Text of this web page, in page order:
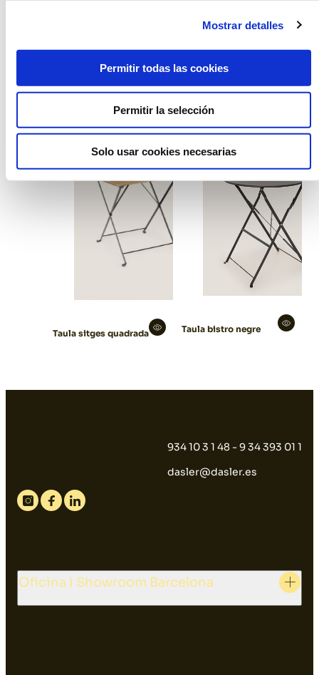
Mostrar detalles
Permitir todas las cookies
Permitir la selección
Solo usar cookies necesarias
rectangular
negra
Taula sitges quadrada Taula bistro negre
934 10 3 1 48 - 9 34 393 01 1
dasler@dasler.es
Instagram
FacebookLinkedin
Oficina i Showroom Barcelona